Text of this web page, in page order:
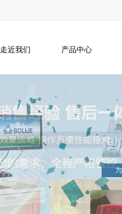
走近我们 产品中心